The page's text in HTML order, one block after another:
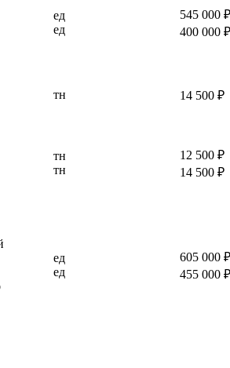
ед
ед
545 000 ₽
400 000 ₽
тн 14 500 ₽
тн
тн
12 500 ₽
14 500 ₽
ед
ед
605 000 ₽
455 000 ₽